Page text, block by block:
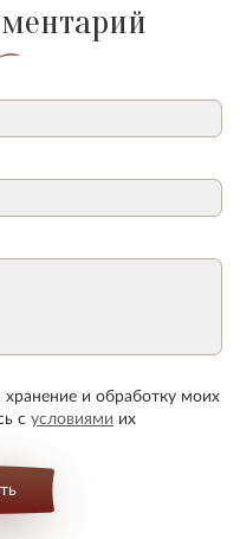
и обработку моих
с условиями их